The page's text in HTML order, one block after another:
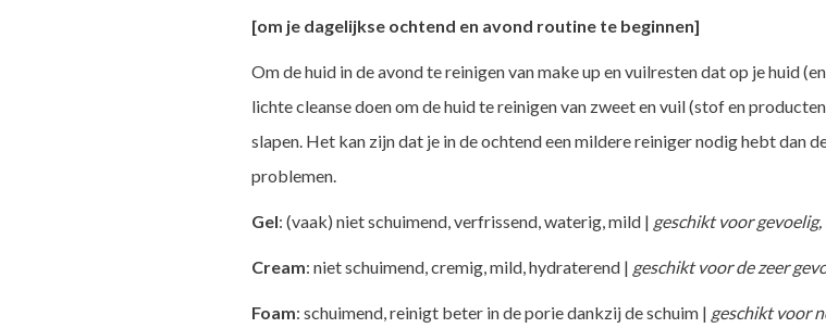
[om je dagelijkse ochtend en avond routine te beginnen]
Om de huid in de avond te reinigen van make up en vuilresten dat op je huid
lichte cleanse doen om de huid te reinigen van zweet en vuil (stof en
slapen. Het kan zijn dat je in de ochtend een mildere reiniger nodig hebt dan
problemen.
Gel: (vaak) niet schuimend, verfrissend, waterig, mild | geschikt voor
Cream: niet schuimend, cremig, mild, hydraterend | geschikt voor de zeer
Foam: schuimend, reinigt beter in de porie dankzij de schuim | geschikt voor